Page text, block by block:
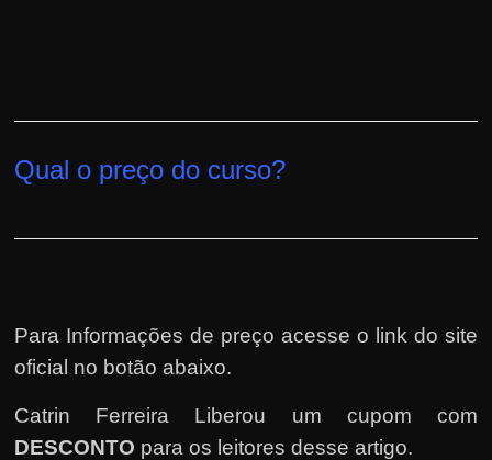
Qual o preço do curso?
Para Informações de preço acesse o link do site
oficial no botão abaixo.
Catrin Ferreira Liberou um cupom com
DESCONTO para os leitores desse artigo.